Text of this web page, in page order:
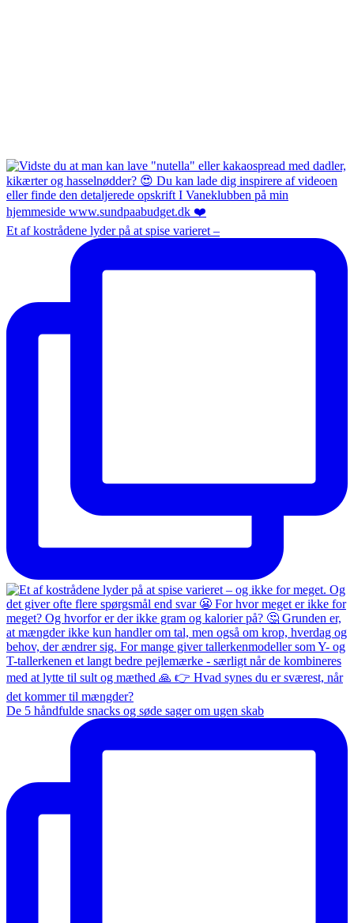
Et af kostrådene lyder på at spise varieret –
De 5 håndfulde snacks og søde sager om ugen skab